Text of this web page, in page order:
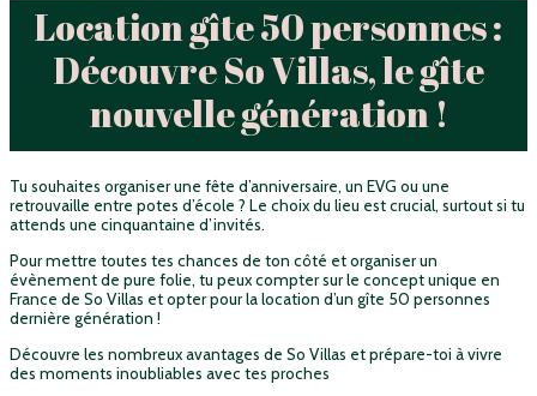
Location gîte 50 personnes :
Découvre So Villas, le gîte
nouvelle génération !
Tu souhaites organiser une fête d’anniversaire, un EVG ou une
retrouvaille entre potes d’école ? Le choix du lieu est crucial, surtout si tu
attends une cinquantaine d’invités.
Pour mettre toutes tes chances de ton côté et organiser un
évènement de pure folie, tu peux compter sur le concept unique en
France de So Villas et opter pour la location d’un gîte 50 personnes
dernière génération !
Découvre les nombreux avantages de So Villas et prépare-toi à vivre
des moments inoubliables avec tes proches